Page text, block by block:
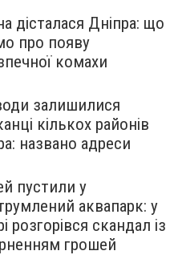
дісталася Дніпра: що
про появу
комахи
залишилися
кількох районів
названо адреси
пустили у
аквапарк: у
розгорівся скандал із
грошей